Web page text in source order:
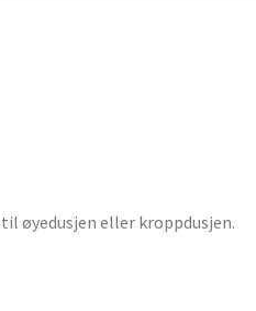
øyedusjen eller kroppdusjen.